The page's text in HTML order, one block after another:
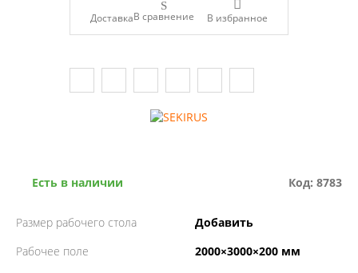
Есть в наличии Код: 8783
Размер рабочего стола
Добавить
Рабочее поле
2000×3000×200 мм
ДоставкаВ сравнение